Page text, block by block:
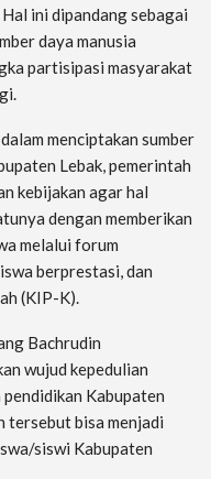
ini dipandang sebagai
daya manusia
partisipasi masyarakat
menciptakan sumber
Lebak, pemerintah
kebijakan agar hal
dengan memberikan
melalui forum
berprestasi, dan
(KIP-K).
Bachrudin
wujud kepedulian
Kabupaten
tersebut bisa menjadi
siswi Kabupaten